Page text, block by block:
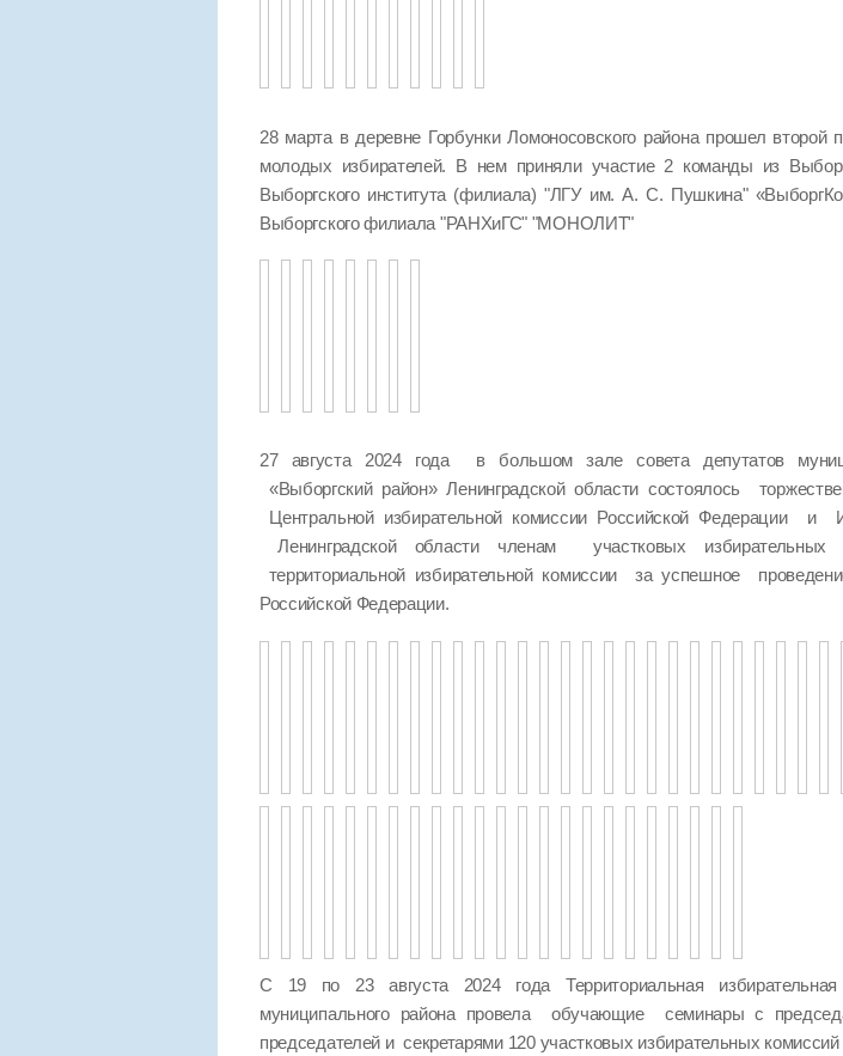
28 марта в деревне Горбунки Ломоносовского района прошел второй
молодых избирателей. В нем приняли участие 2 команды из
Выборгского института (филиала) "ЛГУ им. А. С. Пушкина"
Выборгского филиала "РАНХиГС" "МОНОЛИТ"
27 августа 2024 года в большом зале совета депутатов
«Выборгский район» Ленинградской области состоялось
Центральной избирательной комиссии Российской Федерации и
Ленинградской области членам участковых
территориальной избирательной комиссии за успешное
Российской Федерации.
С 19 по 23 августа 2024 года Территориальная избирательная
муниципального района провела обучающие семинары с
председателей и секретарями 120 участковых избирательных